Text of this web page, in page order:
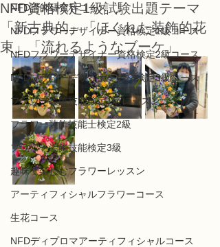
NFD講師研究科コース
NFDフラワーデザイナー資格検定1級コース
NFDフラワーデザイナー資格検定2級コース
NFDフラワーデザイナー資格検定3級コース
フラワー装飾技能検定1級レッスン
フラワー装飾技能士検定2級
フラワー装飾技能検定3級
趣味で楽しむフラワーレッスン
アーティフィシャルフラワーコース
生花コース
NFDディプロマアーティフィシャルコース
NFD資格検定1級試験出題テーマ
「新古典的」「ほぐれた装飾的花
束」「流れるようなブーケ」